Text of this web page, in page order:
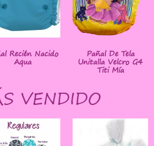
Recién Nacido
Aqua
Pañal De Tela
Unitalla Velcro G4
Titi Mía
VENDIDO